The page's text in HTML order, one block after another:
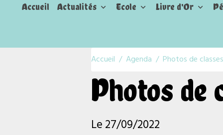
Accueil Actualités Ecole Livre d'Or
Accueil Agenda Photos de classes
Photos de
Le 27/09/2022